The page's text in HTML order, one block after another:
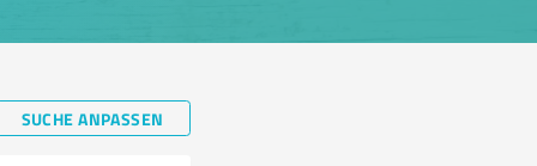
SUCHE ANPASSEN